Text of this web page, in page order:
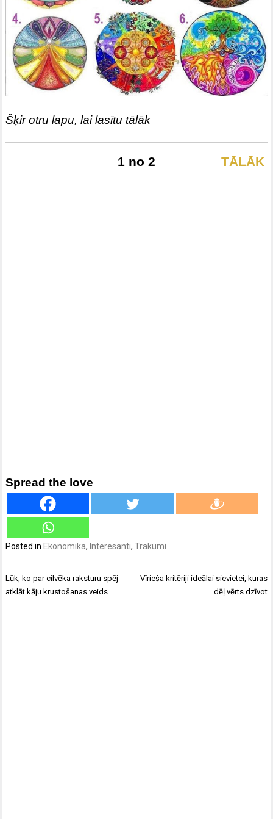
Šķir otru lapu, lai lasītu tālāk
TĀLĀK
1 no 2
Spread the love
Posted in Ekonomika, Interesanti,Trakumi
Ziņu
izvēlne
Lūk, ko par cilvēka raksturu spēj
atklāt kāju krustošanas veids
Vīrieša kritēriji ideālai sievietei, kuras
dēļ vērts dzīvot